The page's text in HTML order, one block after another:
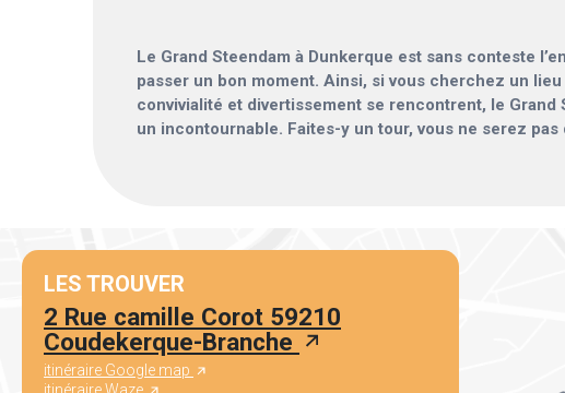
Le Grand Steendam à Dunkerque est sans conteste
passer un bon moment. Ainsi, si vous cherchez un
convivialité et divertissement se rencontrent, le Grand
un incontournable. Faites-y un tour, vous ne serez pas
LES TROUVER
2 Rue camille Corot 59210
Coudekerque-Branche
itinéraire Google map